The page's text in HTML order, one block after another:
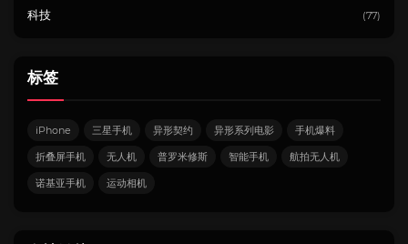
科技 (77)
标签
iPhone 三星手机 异形契约 异形系列电影 手机爆料
折叠屏手机 无人机 普罗米修斯 智能手机 航拍无人机
诺基亚手机 运动相机